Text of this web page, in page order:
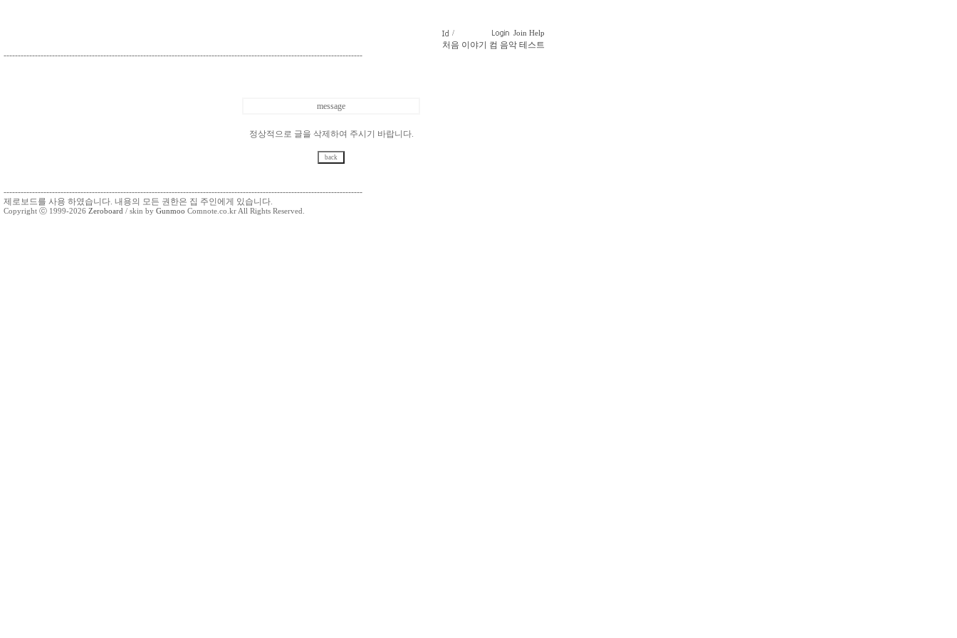
/ Join Help
처음 이야기 컴 음악 테스트
------------------------------------------------------------------------------------------------------------------------------
message
정상적으로 글을 삭제하여 주시기 바랍니다.
------------------------------------------------------------------------------------------------------------------------------
제로보드를 사용 하였습니다. 내용의 모든 권한은 집 주인에게 있습니다.
Copyright ⓒ 1999-2026 Zeroboard / skin by Gunmoo Comnote.co.kr All Rights Reserved.